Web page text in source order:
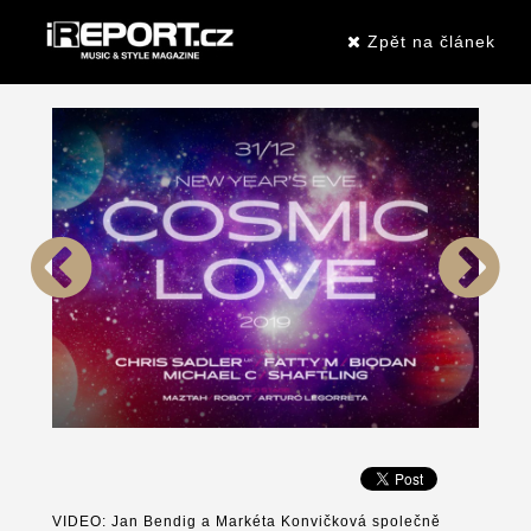
Zpět na článek
VIDEO: Jan Bendig a Markéta Konvičková společně